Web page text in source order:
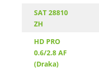
SAT 28810
ZH
HD PRO
0.6/2.8 AF
(Draka)